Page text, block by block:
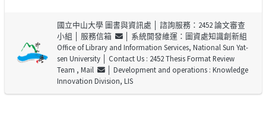
國立中山大學 圖書與資訊處 │ 諮詢服務：2452 論文審查
小組 │ 服務信箱
│ 系統開發維運：圖資處知識創新組
Office of Library and Information Services, National Sun Yat-
sen University│ Contact Us : 2452 Thesis Format Review
Team , Mail
│ Development and operations : Knowledge
Innovation Division, LIS